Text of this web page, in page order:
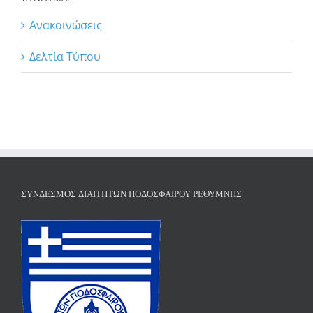
Ανακοινώσεις
Δελτία Τύπου
ΣΎΝΔΕΣΜΟΣ ΔΙΑΙΤΗΤΏΝ ΠΟΔΟΣΦΑΊΡΟΥ ΡΕΘΎΜΝΗΣ